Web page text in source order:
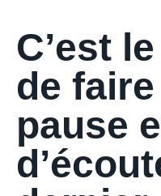
C’est
de
pause